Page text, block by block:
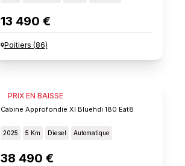
13 490 €
Poitiers (86)
PRIX EN BAISSE
FIAT SCUDO
Cabine Approfondie Xl Bluehdi 180 Eat8
2025 5 Km Diesel Automatique
38 490 €